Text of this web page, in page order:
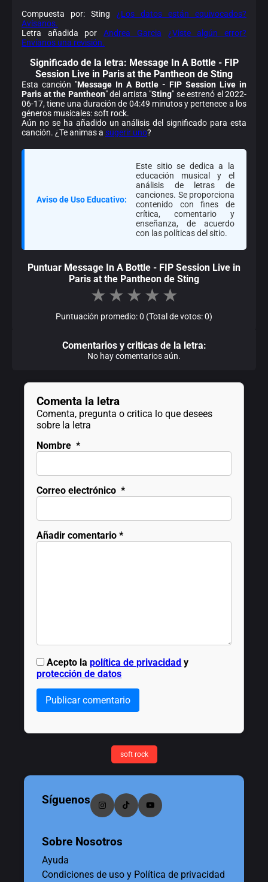
Compuesta por: Sting ¿Los datos están equivocados?
Avísanos.
Letra añadida porAndrea Garcia
¿Viste algún error?
Envíanos una revisión.
Significado de la letra: Message In A Bottle - FIP
Session Live in Paris at the Pantheon de Sting
Esta canción "Message In A Bottle - FIP Session Live in
Paris at the Pantheon" del artista "Sting" se estrenó el 2022-
06-17, tiene una duración de 04:49 minutos y pertenece a los
géneros musicales: soft rock.
Aún no se ha añadido un análisis del significado para esta
canción. ¿Te animas a sugerir uno?
Aviso de Uso Educativo:
Este sitio se dedica a la
educación musical y el
análisis de letras de
canciones. Se proporciona
contenido con fines de
crítica, comentario y
enseñanza, de acuerdo
con las políticas del sitio.
Puntuar Message In A Bottle - FIP Session Live in
Paris at the Pantheon de Sting
★ ★ ★ ★ ★
Puntuación promedio: 0 (Total de votos: 0)
Comentarios y criticas de la letra:
No hay comentarios aún.
Comenta la letra
Comenta, pregunta o critica lo que desees
sobre la letra
Nombre *
Correo electrónico *
Añadir comentario *
Acepto lapolítica de privacidad y
protección de datos
Publicar comentario
soft rock
Síguenos
Sobre Nosotros
Ayuda
Condiciones de uso y Política de privacidad